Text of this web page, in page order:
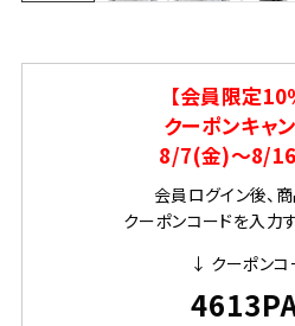
【会員限定10
クーポンキャ
8/7(金)～8/
会員ログイン後、
クーポンコードを入力
↓ クーポン